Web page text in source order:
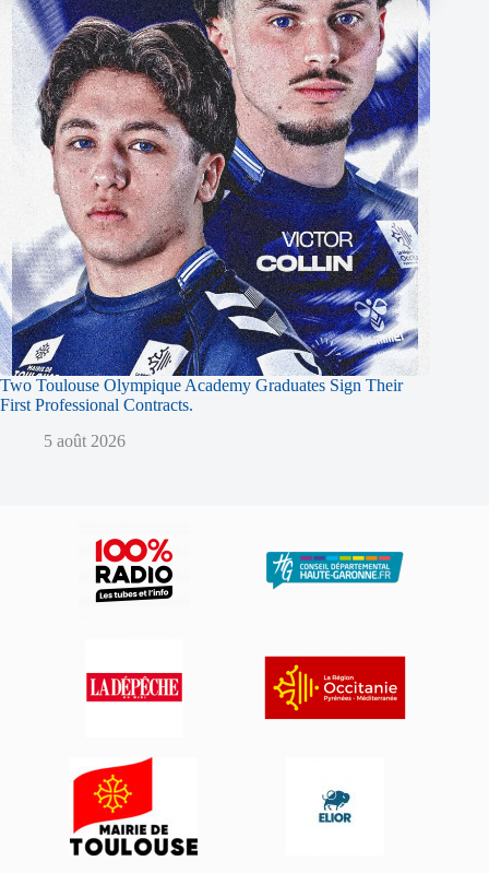
Two Toulouse Olympique Academy Graduates Sign Their
First Professional Contracts.
5 août 2026